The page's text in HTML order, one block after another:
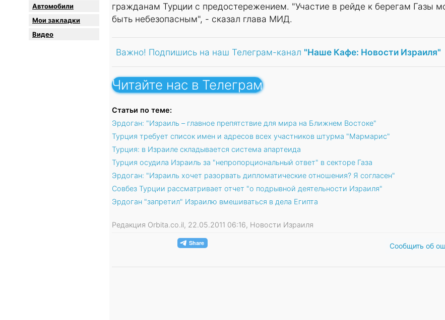
Автомобили
Мои закладки
Видео
гражданам Турции с предостережением. "Участие в рейде к берегам Газы
быть небезопасным", - сказал глава МИД.
Важно! Подпишись на наш Телеграм-канал "Наше Кафе: Новости Израиля"
Читайте нас в Телеграм
Статьи по теме:
Эрдоган: "Израиль – главное препятствие для мира на Ближнем Востоке"
Турция требует список имен и адресов всех участников штурма "Мармарис"
Турция: в Израиле складывается система апартеида
Турция осудила Израиль за "непропорциональный ответ" в секторе Газа
Эрдоган: "Израиль хочет разорвать дипломатические отношения? Я согласен"
Совбез Турции рассматривает отчет "о подрывной деятельности Израиля"
Эрдоган "запретил" Израилю вмешиваться в дела Египта
Редакция Orbita.co.il, 22.05.2011 06:16, Новости Израиля
Сообщить об